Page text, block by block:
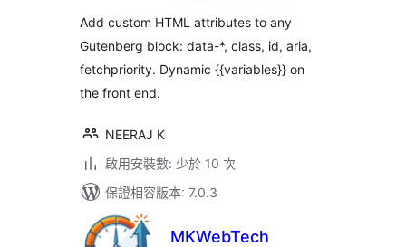
數
Add custom HTML attributes to any
Gutenberg block: data-*, class, id, aria,
fetchpriority. Dynamic {{variables}} on
the front end.
NEERAJ K
啟用安裝數: 少於 10 次
保證相容版本: 7.0.3
MKWebTech